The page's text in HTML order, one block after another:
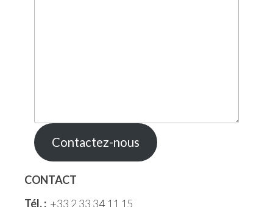
Contactez-nous
CONTACT
Tél. : +33 2 33 34 11 15